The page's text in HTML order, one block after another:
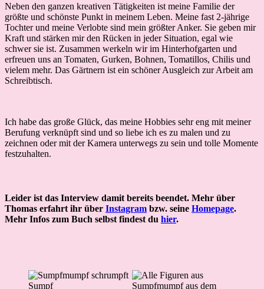
Neben den ganzen kreativen Tätigkeiten ist meine Familie der
größte und schönste Punkt in meinem Leben. Meine fast 2-jährige
Tochter und meine Verlobte sind mein größter Anker. Sie geben mir
Kraft und stärken mir den Rücken in jeder Situation, egal wie
schwer sie ist. Zusammen werkeln wir im Hinterhofgarten und
erfreuen uns an Tomaten, Gurken, Bohnen, Tomatillos, Chilis und
vielem mehr. Das Gärtnern ist ein schöner Ausgleich zur Arbeit am
Schreibtisch.
Ich habe das große Glück, das meine Hobbies sehr eng mit meiner
Berufung verknüpft sind und so liebe ich es zu malen und zu
zeichnen oder mit der Kamera unterwegs zu sein und tolle Momente
festzuhalten.
Leider ist das Interview damit bereits beendet. Mehr über
Thomas erfahrt ihr über Instagram bzw. seine Homepage.
Mehr Infos zum Buch selbst findest du hier.